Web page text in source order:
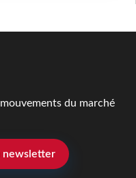
du marché
newsletter